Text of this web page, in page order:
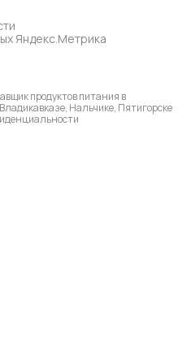
Яндекс.Метрика
продуктов питания в
Нальчике, Пятигорске